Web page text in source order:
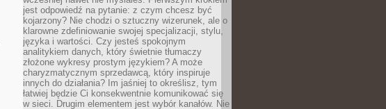
jest odpowiedź na pytanie: z czym chcesz być
kojarzony? Nie chodzi o sztuczny wizerunek, ale o
klarowne zdefiniowanie swojej specjalizacji, stylu,
języka i wartości. Czy jesteś spokojnym
analitykiem danych, który świetnie tłumaczy
złożone wykresy prostym językiem? A może
charyzmatycznym sprzedawcą, który inspiruje
innych do działania? Im jaśniej to określisz, tym
łatwiej będzie Ci konsekwentnie komunikować się
w sieci. Drugim elementem jest wybór kanałów. Nie